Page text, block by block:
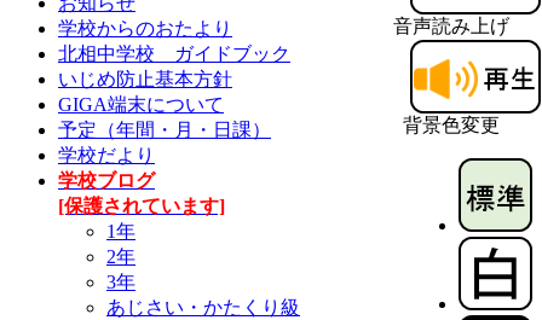
音声読み上げ
背景色変更
学校からのおたより
北相中学校 ガイドブック
いじめ防止基本方針
GIGA端末について
予定（年間・月・日課）
学校だより
学校ブログ
[保護されています]
1年
2年
3年
あじさい・かたくり級